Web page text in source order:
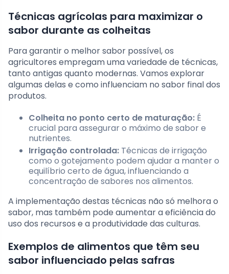
Técnicas agrícolas para maximizar o
sabor durante as colheitas
Para garantir o melhor sabor possível, os
agricultores empregam uma variedade de técnicas,
tanto antigas quanto modernas. Vamos explorar
algumas delas e como influenciam no sabor final dos
produtos.
Colheita no ponto certo de maturação: É
crucial para assegurar o máximo de sabor e
nutrientes.
Irrigação controlada: Técnicas de irrigação
como o gotejamento podem ajudar a manter o
equilíbrio certo de água, influenciando a
concentração de sabores nos alimentos.
A implementação destas técnicas não só melhora o
sabor, mas também pode aumentar a eficiência do
uso dos recursos e a produtividade das culturas.
Exemplos de alimentos que têm seu
sabor influenciado pelas safras